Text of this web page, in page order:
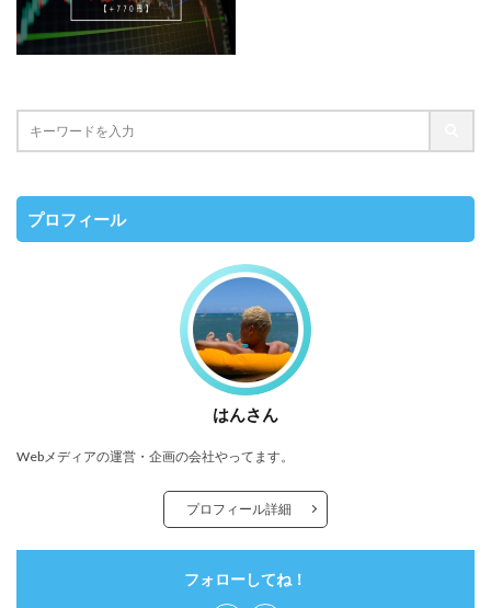
プロフィール
はんさん
Webメディアの運営・企画の会社やってます。
プロフィール詳細
フォローしてね！